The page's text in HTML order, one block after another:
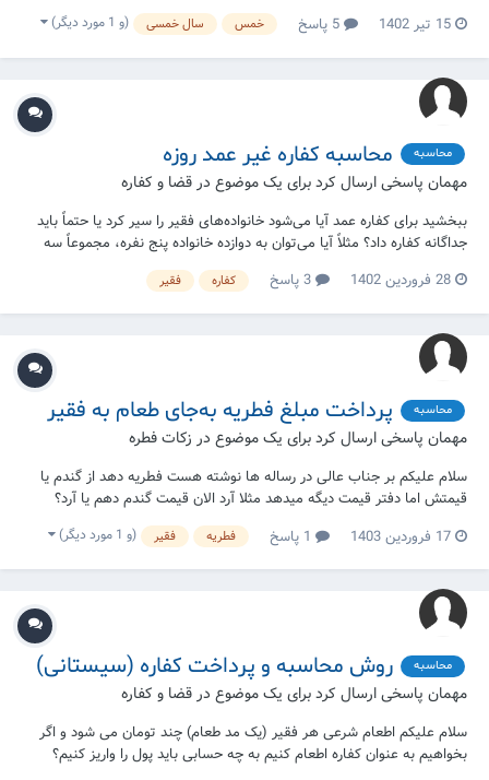
15 تیر 1402 خمس سال خمسی (و 1 مورد دیگر)
محاسبه محاسبه کفاره غیر عمد روزه
مهمان پاسخی ارسال کرد برای یک موضوع در قضا و کفاره
ببخشید برای کفاره عمد آیا می‌شود خانواده‌های فقیر را سیر کرد یا حتماً باید
جداگانه کفاره داد؟ مثلاً آیا می‌توان به دوازده خانواده پنج نفره، مجموعاً سه
کیلو و هفتصد و پنجاه گرم نان داد؟ و آیا می‌توان کفاره را تلفیقی داد؟ مثلاً
مقداری را ماکارونی و مقداری را نان داد؟
28 فروردین 1402 کفاره فقیر
محاسبه پرداخت مبلغ فطریه به‌جای طعام به فقیر
مهمان پاسخی ارسال کرد برای یک موضوع در زکات فطره
سلام علیکم بر جناب عالی در رساله ها نوشته هست فطریه دهد از گندم یا
قیمتش اما دفتر قیمت دیگه میدهد مثلا آرد الان قیمت گندم دهم یا آرد؟
17 فروردین 1403
فطریه فقیر (و 1 مورد دیگر)
محاسبه روش محاسبه و پرداخت کفاره (سیستانی)
مهمان پاسخی ارسال کرد برای یک موضوع در قضا و کفاره
سلام علیکم اطعام شرعی هر فقير (یک مد طعام) چند تومان می شود و اگر
بخواهیم به عنوان کفاره اطعام کنیم به چه حسابی باید پول را واریز کنیم؟